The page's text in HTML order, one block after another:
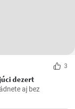
3
dezert